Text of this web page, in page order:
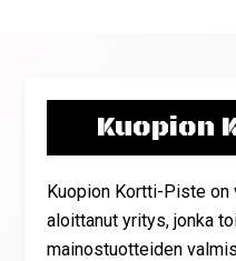
Kuopion
Kuopion Kortti-Piste on
aloittanut yritys, jonka
mainostuotteiden